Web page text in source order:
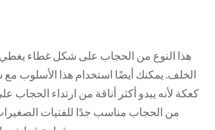
هذا النوع من الحجاب على شكل غطاء
الخلف. يمكنك أيضًا استخدام هذا الأسلوب
كعكة لأنه يبدو أكثر أناقة من ارتداء الحجاب
من الحجاب مناسب جدًا للفتيات